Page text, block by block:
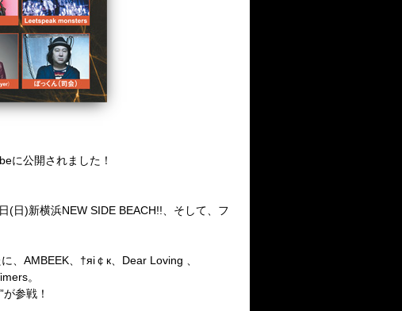
に公開されました！
(日)新横浜NEW SIDE BEACH!!、そして、フ
、AMBEEK、†яi￠к、Dear Loving 、
。
参戦！